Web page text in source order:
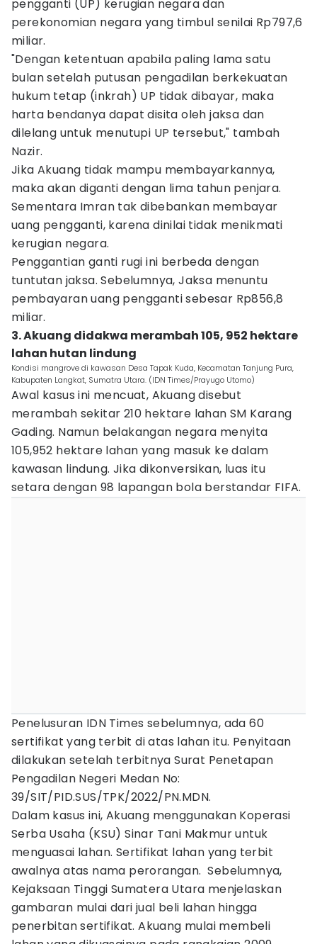
pengganti (UP) kerugian negara dan
perekonomian negara yang timbul senilai Rp797,6
miliar.
"Dengan ketentuan apabila paling lama satu
bulan setelah putusan pengadilan berkekuatan
hukum tetap (inkrah) UP tidak dibayar, maka
harta bendanya dapat disita oleh jaksa dan
dilelang untuk menutupi UP tersebut," tambah
Nazir.
Jika Akuang tidak mampu membayarkannya,
maka akan diganti dengan lima tahun penjara.
Sementara Imran tak dibebankan membayar
uang pengganti, karena dinilai tidak menikmati
kerugian negara.
Penggantian ganti rugi ini berbeda dengan
tuntutan jaksa. Sebelumnya, Jaksa menuntu
pembayaran uang pengganti sebesar Rp856,8
miliar.
3. Akuang didakwa merambah 105, 952 hektare
lahan hutan lindung
Kondisi mangrove di kawasan Desa Tapak Kuda, Kecamatan Tanjung Pura,
Kabupaten Langkat, Sumatra Utara. (IDN Times/Prayugo Utomo)
Awal kasus ini mencuat, Akuang disebut
merambah sekitar 210 hektare lahan SM Karang
Gading. Namun belakangan negara menyita
105,952 hektare lahan yang masuk ke dalam
kawasan lindung. Jika dikonversikan, luas itu
setara dengan 98 lapangan bola berstandar FIFA.
Penelusuran IDN Times sebelumnya, ada 60
sertifikat yang terbit di atas lahan itu. Penyitaan
dilakukan setelah terbitnya Surat Penetapan
Pengadilan Negeri Medan No:
39/SIT/PID.SUS/TPK/2022/PN.MDN.
Dalam kasus ini, Akuang menggunakan Koperasi
Serba Usaha (KSU) Sinar Tani Makmur untuk
menguasai lahan. Sertifikat lahan yang terbit
awalnya atas nama perorangan. Sebelumnya,
Kejaksaan Tinggi Sumatera Utara menjelaskan
gambaran mulai dari jual beli lahan hingga
penerbitan sertifikat. Akuang mulai membeli